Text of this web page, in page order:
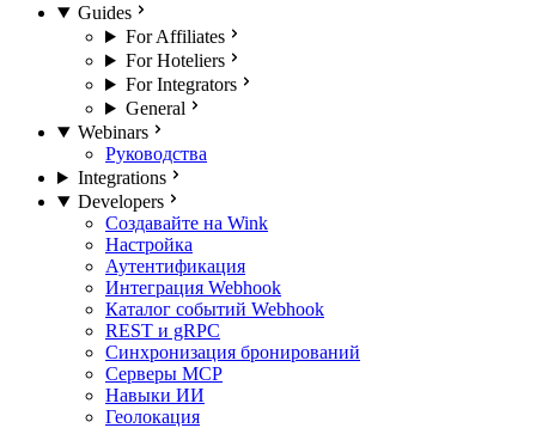
Guides
For Affiliates
For Hoteliers
For Integrators
General
Webinars
Руководства
Integrations
Developers
Создавайте на Wink
Настройка
Аутентификация
Интеграция Webhook
Каталог событий Webhook
REST и gRPC
Синхронизация бронирований
Серверы MCP
Навыки ИИ
Геолокация